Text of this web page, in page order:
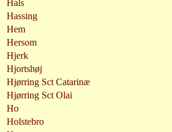
Hals
Hassing
Hem
Hersom
Hjerk
Hjortshøj
Hjørring Sct Catarinæ
Hjørring Sct Olai
Ho
Holstebro